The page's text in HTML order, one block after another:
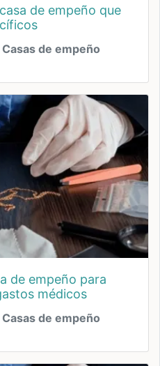
Casas de empeño
médicos
Casas de empeño